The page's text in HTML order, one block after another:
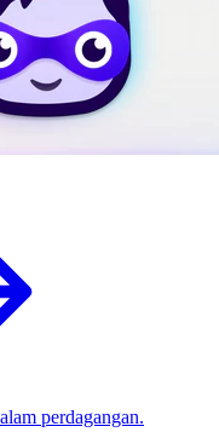
perdagangan.